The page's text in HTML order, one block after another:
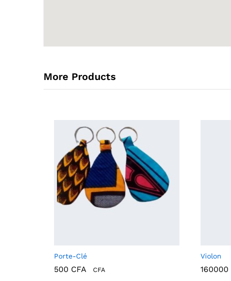
More Products
Porte-Clé
500 CFA CFA
Violon
160000